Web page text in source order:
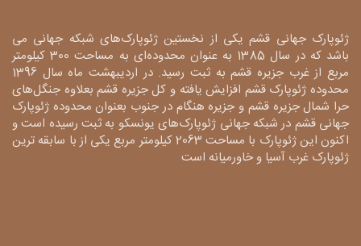
ژئوپارک جهانی قشم یکی از نخستین ژئوپارک‌های شبکه جهانی می
باشد که در سال 1385 به عنوان محدوده‌ای به مساحت 300 کیلومتر
مربع از غرب جزیره قشم به ثبت رسید. در اردیبهشت ماه سال 1396
محدوده ژئوپارک قشم افزایش یافته و کل جزیره قشم بعلاوه جنگل‌های
حرا شمال جزیره قشم و جزیره هنگام در جنوب بعنوان محدوده ژئوپارک
جهانی قشم در شبکه جهانی ژئوپارک‌های یونسکو به ثبت رسیده است و
اکنون این ژئوپارک با مساحت 2063 کیلومتر مربع یکی از با سابقه ترین
ژئوپارک غرب آسیا و خاورمیانه است